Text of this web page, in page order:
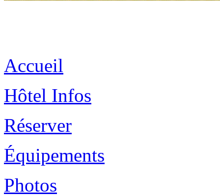
Accueil
Hôtel Infos
Réserver
Équipements
Photos